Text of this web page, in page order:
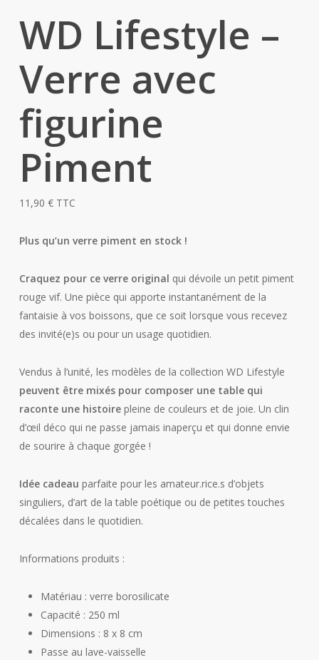
WD Lifestyle –
Verre avec
figurine
Piment
11,90 € TTC
Plus qu’un verre piment en stock !
Craquez pour ce verre original qui dévoile un petit piment
rouge vif. Une pièce qui apporte instantanément de la
fantaisie à vos boissons, que ce soit lorsque vous recevez
des invité(e)s ou pour un usage quotidien.
Vendus à l’unité, les modèles de la collection WD Lifestyle
peuvent être mixés pour composer une table qui
raconte une histoirepleine de couleurs et de joie. Un clin
d’œil déco qui ne passe jamais inaperçu et qui donne envie
de sourire à chaque gorgée !
Idée cadeau parfaite pour les amateur.rice.s d’objets
singuliers, d’art de la table poétique ou de petites touches
décalées dans le quotidien.
Informations produits :
Matériau : verre borosilicate
Capacité : 250 ml
Dimensions : 8 x 8 cm
Passe au lave-vaisselle